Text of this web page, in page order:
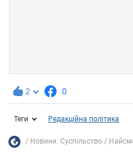
2 0
Теги Редакційна політика
Новини. Суспільство